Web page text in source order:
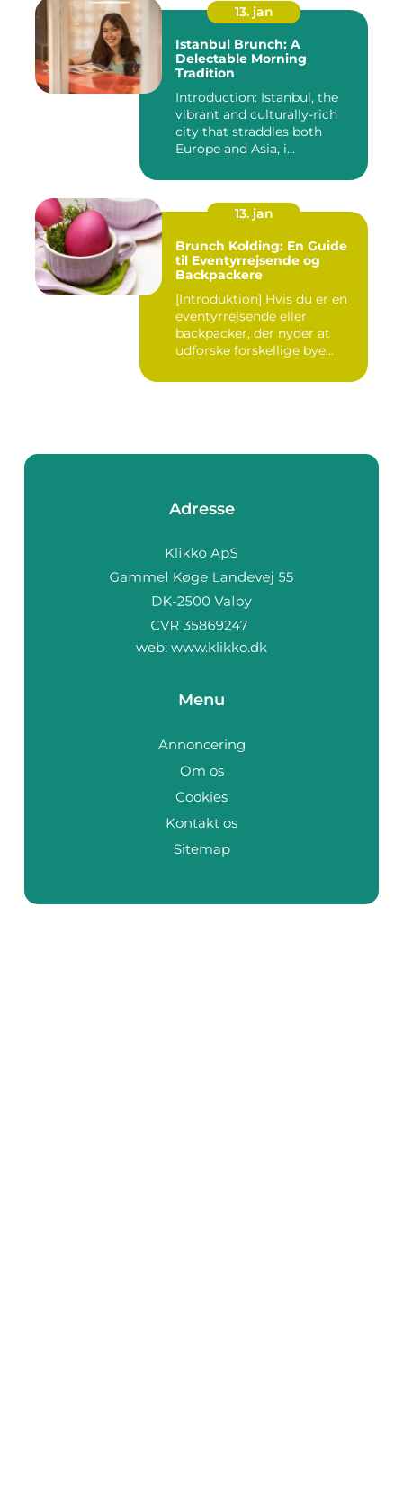
13. jan
Istanbul Brunch: A
Delectable Morning
Tradition
Introduction: Istanbul, the
vibrant and culturally-rich
city that straddles both
Europe and Asia, i...
13. jan
Brunch Kolding: En Guide
til Eventyrrejsende og
Backpackere
[Introduktion] Hvis du er en
eventyrrejsende eller
backpacker, der nyder at
udforske forskellige bye...
Adresse
web: www.klikko.dk
Menu
Annoncering
Om os
Cookies
Kontakt os
Sitemap